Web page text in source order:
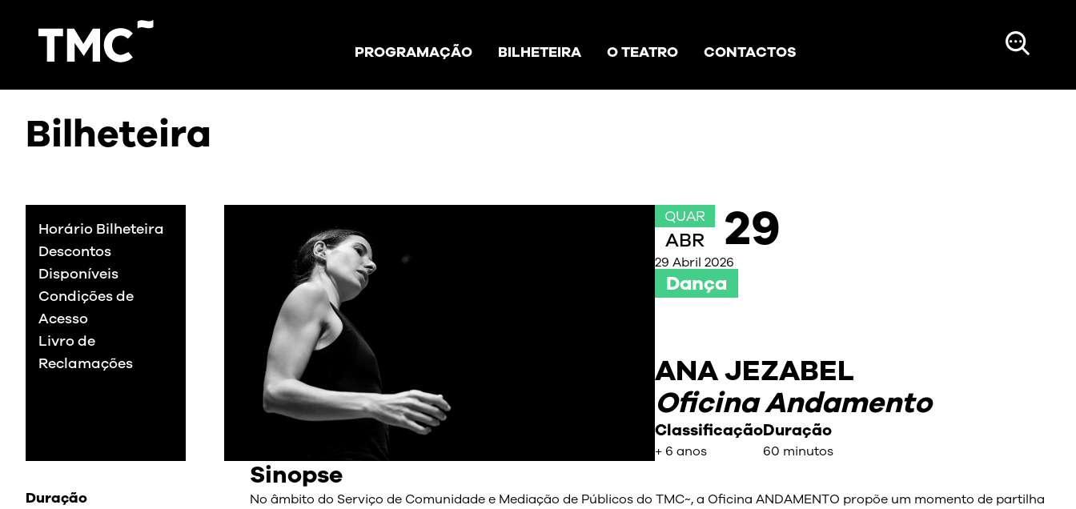
PROGRAMAÇÃO BILHETEIRA O TEATRO CONTACTOS
Bilheteira
Horário Bilheteira
Descontos
Disponíveis
Condições de
Acesso
Livro de
Reclamações
Duração
QUAR
ABR 29
29 Abril 2026
Dança
ANA JEZABEL
Oficina Andamento
Classificação
+ 6 anos
Duração
60 minutos
Sinopse
No âmbito do Serviço de Comunidade e Mediação de Públicos do TMC~, a Oficina ANDAMENTO propõe um momento de partilha